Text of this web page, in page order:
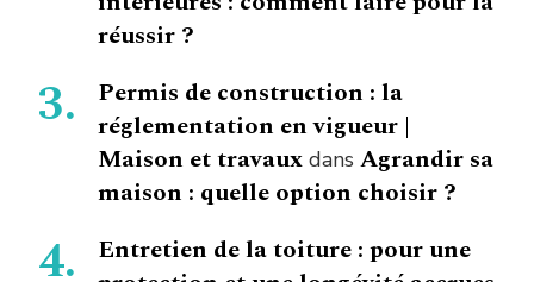
réussir ?
Permis de construction : la
réglementation en vigueur |
Maison et travaux dans Agrandir sa
maison : quelle option choisir ?
Entretien de la toiture : pour une